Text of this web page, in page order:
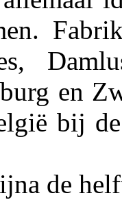
en
bij
de